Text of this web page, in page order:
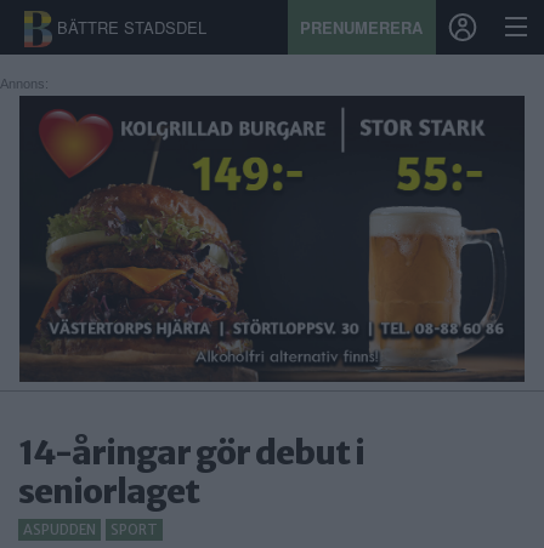
BÄTTRE STADSDEL PRENUMERERA
START
STADSDEL
PRENUMERATION
SPORT
ÅSIKTER
KONTAKT
SAMARBETEN
Annons:
14-åringar gör debut i
seniorlaget
ASPUDDEN SPORT